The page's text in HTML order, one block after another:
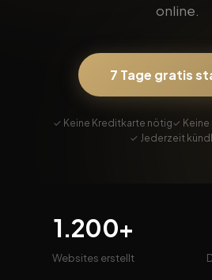
online.
7 Tage gratis
✓ Keine Kreditkarte nötig✓ Keine
✓ Jederzeit
1.200+
Websites erstellt